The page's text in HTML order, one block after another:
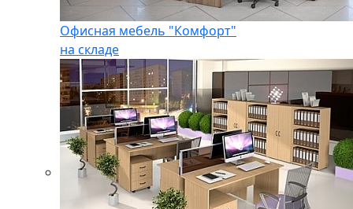
Офисная мебель "Комфорт"
на складе